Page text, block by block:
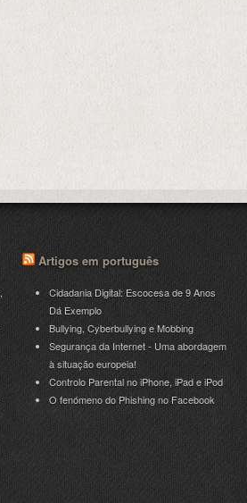
Artigos em português
Cidadania Digital: Escocesa de 9 Anos
Dá Exemplo
Bullying, Cyberbullying e Mobbing
Segurança da Internet - Uma abordagem
à situação europeia!
Controlo Parental no iPhone, iPad e iPod
O fenómeno do Phishing no Facebook